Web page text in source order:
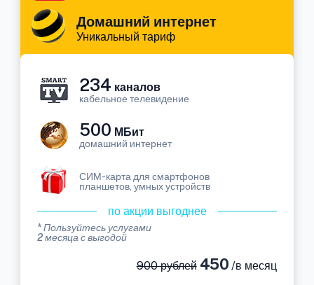
Домашний интернет
Уникальный тариф
234 каналов
кабельное телевидение
500 МБит
домашний интернет
СИМ-карта для смартфонов
планшетов, умных устройств
по акции выгоднее
* Пользуйтесь услугами
2 месяца с выгодой
900 рублей450 /в месяц